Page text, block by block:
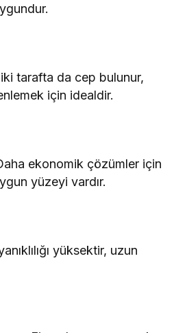
tarafta da cep bulunur,
için idealdir.
ekonomik çözümler için
yüzeyi vardır.
yüksektir, uzun